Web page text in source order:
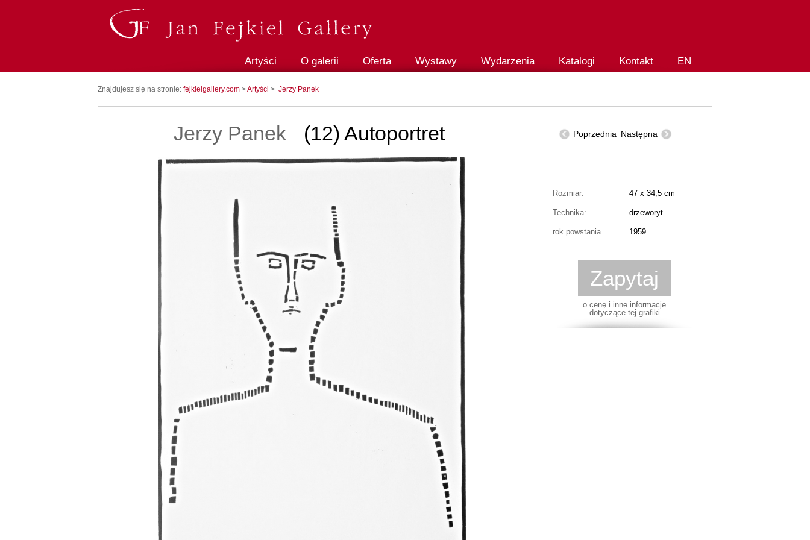
Artyści O galerii Oferta Wystawy Wydarzenia Katalogi Kontakt EN
Znajdujesz się na stronie: fejkielgallery.com >Artyści > Jerzy Panek
Poprzednia Następna
Jerzy Panek (12) Autoportret
Rozmiar: 47 x 34,5 cm
Technika: drzeworyt
rok powstania 1959
Zapytaj
o cenę i inne informacje
dotyczące tej grafiki